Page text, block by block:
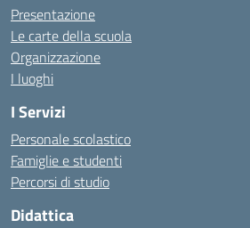
Presentazione
Le carte della scuola
Organizzazione
I luoghi
I Servizi
Personale scolastico
Famiglie e studenti
Percorsi di studio
Didattica